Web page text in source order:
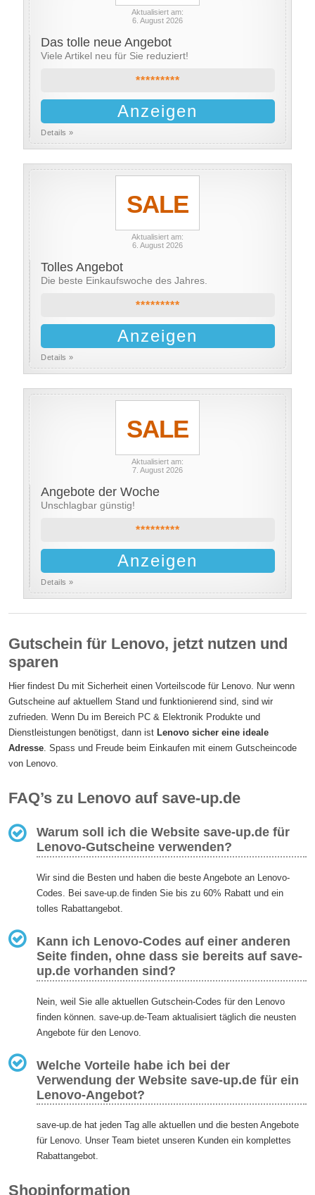
Aktualisiert am:
6. August 2026
Das tolle neue Angebot
Viele Artikel neu für Sie reduziert!
*********
Anzeigen
Details »
SALE
Aktualisiert am:
6. August 2026
Tolles Angebot
Die beste Einkaufswoche des Jahres.
*********
Anzeigen
Details »
SALE
Aktualisiert am:
7. August 2026
Angebote der Woche
Unschlagbar günstig!
*********
Anzeigen
Details »
Gutschein für Lenovo, jetzt nutzen und
sparen
Hier findest Du mit Sicherheit einen Vorteilscode für Lenovo. Nur wenn
Gutscheine auf aktuellem Stand und funktionierend sind, sind wir
zufrieden. Wenn Du im Bereich PC & Elektronik Produkte und
Dienstleistungen benötigst, dann ist Lenovo sicher eine ideale
Adresse. Spass und Freude beim Einkaufen mit einem Gutscheincode
von Lenovo.
FAQ’s zu Lenovo auf save-up.de
Warum soll ich die Website save-up.de für
Lenovo-Gutscheine verwenden?
Wir sind die Besten und haben die beste Angebote an Lenovo-
Codes. Bei save-up.de finden Sie bis zu 60% Rabatt und ein
tolles Rabattangebot.
Kann ich Lenovo-Codes auf einer anderen
Seite finden, ohne dass sie bereits auf save-
up.de vorhanden sind?
Nein, weil Sie alle aktuellen Gutschein-Codes für den Lenovo
finden können. save-up.de-Team aktualisiert täglich die neusten
Angebote für den Lenovo.
Welche Vorteile habe ich bei der
Verwendung der Website save-up.de für ein
Lenovo-Angebot?
save-up.de hat jeden Tag alle aktuellen und die besten Angebote
für Lenovo. Unser Team bietet unseren Kunden ein komplettes
Rabattangebot.
Shopinformation